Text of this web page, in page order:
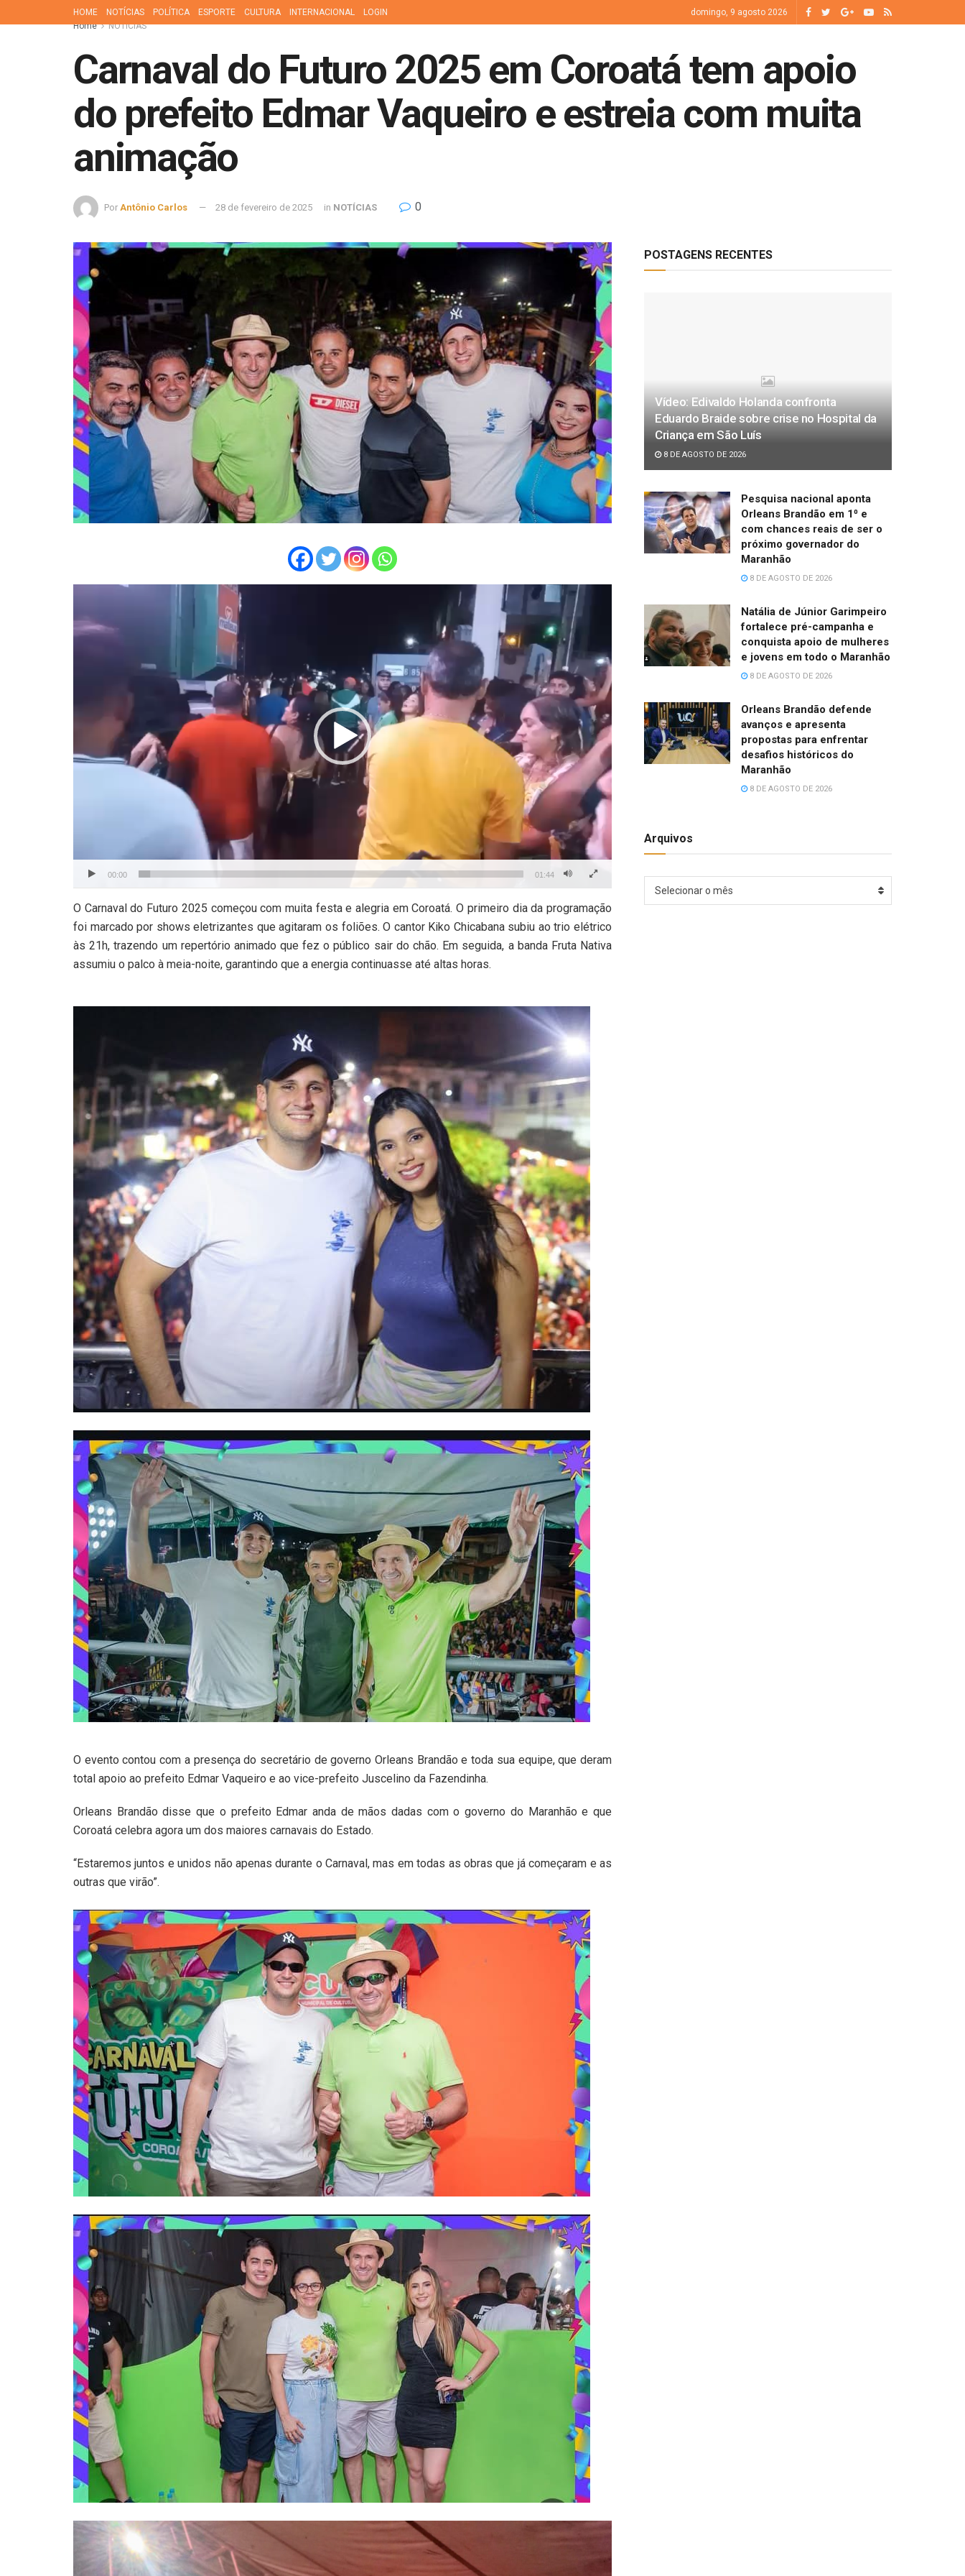
HOME NOTÍCIAS POLÍTICA ESPORTE CULTURA INTERNACIONAL LOGIN
domingo, 9 agosto 2026
Home
NOTÍCIAS
Carnaval do Futuro 2025 em Coroatá tem apoio
do prefeito Edmar Vaqueiro e estreia com muita
animação
Por Antônio Carlos 28 de fevereiro de 2025 in NOTÍCIAS 0
vídeo
00:00 01:44
O Carnaval do Futuro 2025 começou com muita festa e alegria em Coroatá. O primeiro dia da programação
foi marcado por shows eletrizantes que agitaram os foliões. O cantor Kiko Chicabana subiu ao trio elétrico
às 21h, trazendo um repertório animado que fez o público sair do chão. Em seguida, a banda Fruta Nativa
assumiu o palco à meia-noite, garantindo que a energia continuasse até altas horas.
O evento contou com a presença do secretário de governo Orleans Brandão e toda sua equipe, que deram
total apoio ao prefeito Edmar Vaqueiro e ao vice-prefeito Juscelino da Fazendinha.
Orleans Brandão disse que o prefeito Edmar anda de mãos dadas com o governo do Maranhão e que
Coroatá celebra agora um dos maiores carnavais do Estado.
“Estaremos juntos e unidos não apenas durante o Carnaval, mas em todas as obras que já começaram e as
outras que virão”.
POSTAGENS RECENTES
Vídeo: Edivaldo Holanda confronta
Eduardo Braide sobre crise no Hospital da
Criança em São Luís
8 DE AGOSTO DE 2026
Pesquisa nacional aponta
Orleans Brandão em 1⁰ e
com chances reais de ser o
próximo governador do
Maranhão
8 DE AGOSTO DE 2026
Natália de Júnior Garimpeiro
fortalece pré-campanha e
conquista apoio de mulheres
e jovens em todo o Maranhão
8 DE AGOSTO DE 2026
Orleans Brandão defende
avanços e apresenta
propostas para enfrentar
desafios históricos do
Maranhão
8 DE AGOSTO DE 2026
Arquivos
Selecionar o mês